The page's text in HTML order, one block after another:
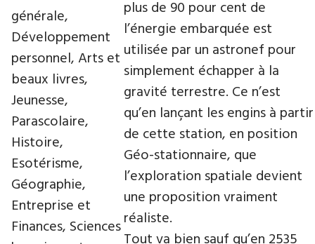
plus de 90 pour cent de
l’énergie embarquée est
utilisée par un astronef pour
simplement échapper à la
gravité terrestre. Ce n’est
qu’en lançant les engins à partir
de cette station, en position
Géo-stationnaire, que
l’exploration spatiale devient
une proposition vraiment
réaliste.
générale,
Développement
personnel, Arts et
beaux livres,
Jeunesse,
Parascolaire,
Histoire,
Esotérisme,
Géographie,
Entreprise et
Finances, Sciences